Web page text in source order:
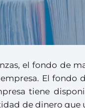
el fondo de
El fondo
tiene
de dinero que